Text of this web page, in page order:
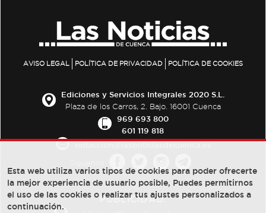
AVISO LEGAL POLÍTICA DE PRIVACIDAD POLÍTICA DE COOKIES
Ediciones y Servicios Integrales 2020 S.L.
Plaza de los Carros, 2. Bajo. 16001 Cuenca
969 693 800
601 119 818
PUBLICIDAD:
Esta web utiliza varios tipos de cookies para poder ofrecerte
la mejor experiencia de usuario posible, Puedes permitirnos
el uso de las cookies o realizar tus ajustes personalizados a
continuación.